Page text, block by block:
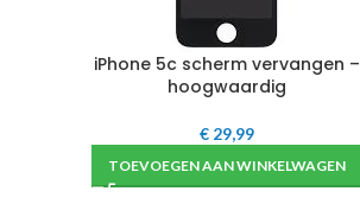
iPhone 5c scherm vervangen –
hoogwaardig
€29,99
TOEVOEGEN AAN WINKELWAGEN